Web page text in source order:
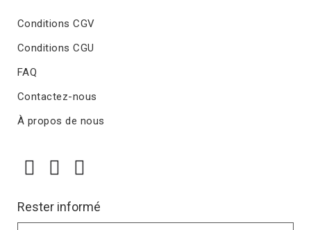
Conditions CGV
Conditions CGU
FAQ
Contactez-nous
À propos de nous
Rester informé